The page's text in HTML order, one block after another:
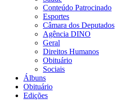
Conteúdo Patrocinado
Esportes
Câmara dos Deputados
Agência DINO
Geral
Direitos Humanos
Obituário
Sociais
Álbuns
Obituário
Edições